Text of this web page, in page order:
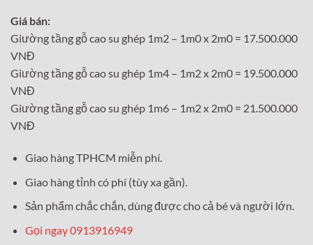
Giá bán:
Giường tầng gỗ cao su ghép 1m2 – 1m0 x 2m0 = 17.500.000
VNĐ
Giường tầng gỗ cao su ghép 1m4 – 1m2 x 2m0 = 19.500.000
VNĐ
Giường tầng gỗ cao su ghép 1m6 – 1m2 x 2m0 = 21.500.000
VNĐ
Giao hàng TPHCM miễn phí.
Giao hàng tỉnh có phí (tùy xa gần).
Sản phẩm chắc chắn, dùng được cho cả bé và người lớn.
Gọi ngay 0913916949